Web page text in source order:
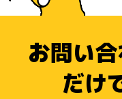
お問い
だけ